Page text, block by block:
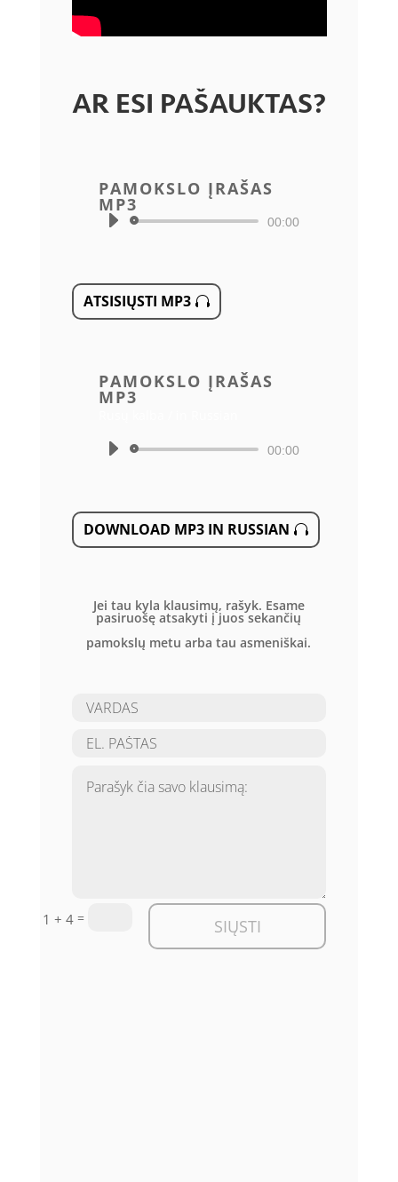
AR ESI PAŠAUKTAS?
PAMOKSLO ĮRAŠAS
MP3
Audio
00:00
ATSISIŲSTI MP3
PAMOKSLO ĮRAŠAS
MP3
Audio
00:00
DOWNLOAD MP3 IN RUSSIAN
Jei tau kyla klausimų, rašyk. Esame
pasiruošę atsakyti į juos sekančių
pamokslų metu arba tau asmeniškai.
1 + 4 = SIŲSTI